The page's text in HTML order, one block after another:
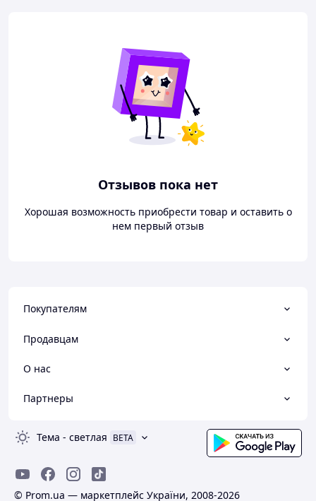
Отзывов пока нет
Хорошая возможность приобрести товар и оставить о
нем первый отзыв
Покупателям
Продавцам
О нас
Партнеры
Тема - светлая BETA
© Prom.ua — маркетплейс України, 2008-2026